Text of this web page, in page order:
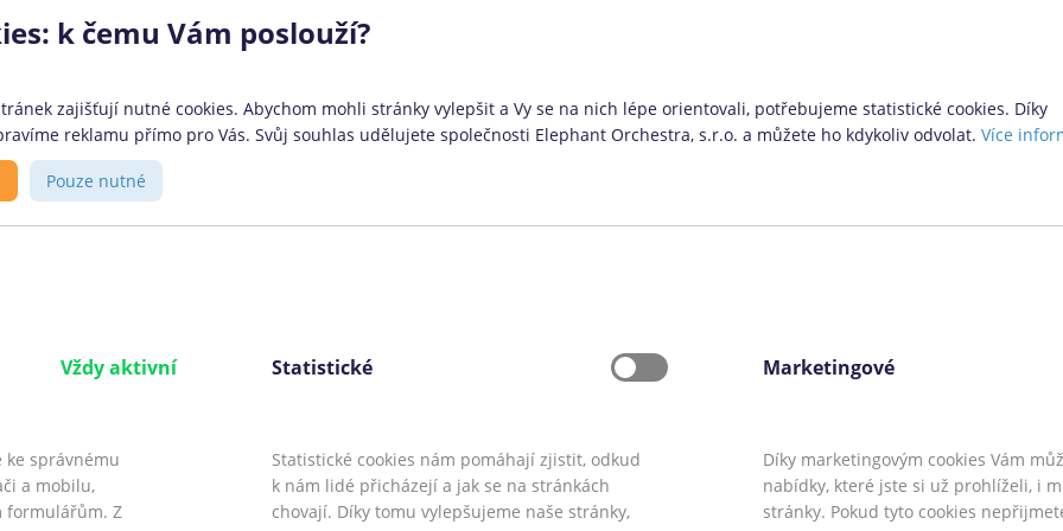
preferují větší volnost při způsobu splácení. Jaké konkrétní novinky si pro nás provozovatel
Praha 8, DIČ: CZ03272974
úvěru.
transparentosti a úplnosti
k čemu Vám poslouží?
zajišťují nutné cookies. Abychom mohli stránky vylepšit a Vy se na nich lépe orientovali, potřebujeme statistické cookies. Díky
reklamu přímo pro Vás. Svůj souhlas udělujete společnosti Elephant Orchestra, s.r.o. a můžete ho kdykoliv odvolat. Více
Pouze nutné
Vždy aktivní
správnému
a mobilu,
formulářům. Z
Statistické
Statistické cookies nám pomáhají zjistit, odkud
k nám lidé přicházejí a jak se na stránkách
chovají. Díky tomu vylepšujeme naše stránky,
Marketingové
Díky marketingovým cookies Vám
nabídky, které jste si už prohlíželi, i
stránky. Pokud tyto cookies